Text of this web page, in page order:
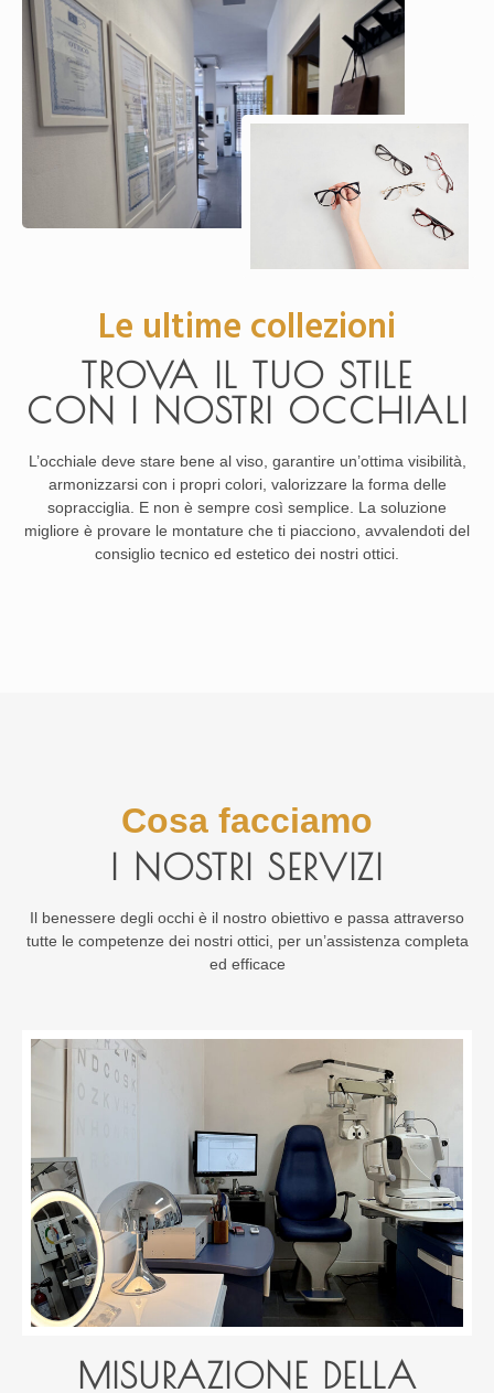
Le ultime collezioni
TROVA IL TUO STILE
CON I NOSTRI OCCHIALI
L’occhiale deve stare bene al viso, garantire un’ottima visibilità,
armonizzarsi con i propri colori, valorizzare la forma delle
sopracciglia. E non è sempre così semplice. La soluzione
migliore è provare le montature che ti piacciono, avvalendoti del
consiglio tecnico ed estetico dei nostri ottici.
Cosa facciamo
I NOSTRI SERVIZI
Il benessere degli occhi è il nostro obiettivo e passa attraverso
tutte le competenze dei nostri ottici, per un’assistenza completa
ed efficace
MISURAZIONE DELLA